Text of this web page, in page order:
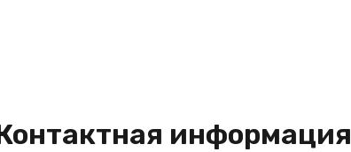
информация